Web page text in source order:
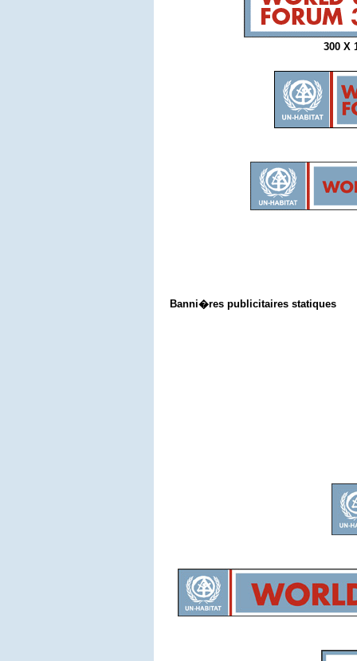
300 X
Banni�res publicitaires statiques